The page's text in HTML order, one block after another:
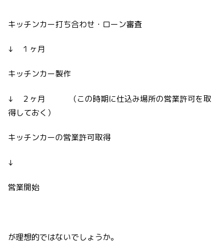
キッチンカー打ち合わせ・ローン審査
↓ １ヶ月
キッチンカー製作
↓ ２ヶ月 （この時期に仕込み場所の営業許可を取
得しておく）
キッチンカーの営業許可取得
↓
営業開始
が理想的ではないでしょうか。